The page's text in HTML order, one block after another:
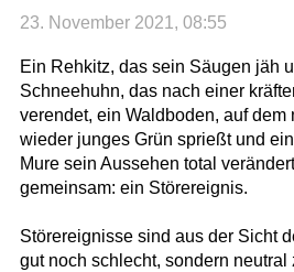
23. November 2021, 08:55
Ein Rehkitz, das sein Säugen jäh
Schneehuhn, das nach einer
verendet, ein Waldboden, auf dem
wieder junges Grün sprießt und
Mure sein Aussehen total
gemeinsam: ein Störereignis.
Störereignisse sind aus der Sicht
gut noch schlecht, sondern neutral